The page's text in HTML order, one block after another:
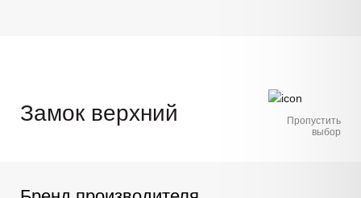
Замок верхний
Пропустить
выбор